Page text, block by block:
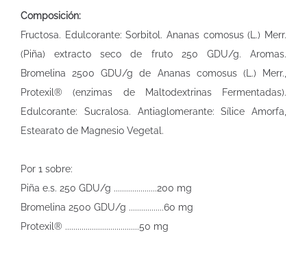
Composición:
Fructosa. Edulcorante: Sorbitol. Ananas comosus (L.) Merr.
(Piña) extracto seco de fruto 250 GDU/g. Aromas.
Bromelina 2500 GDU/g de Ananas comosus (L.) Merr.,
Protexil® (enzimas de Maltodextrinas Fermentadas).
Edulcorante: Sucralosa. Antiaglomerante: Sílice Amorfa,
Estearato de Magnesio Vegetal.
Por 1 sobre:
Piña e.s. 250 GDU/g .....................200 mg
Bromelina 2500 GDU/g .................60 mg
Protexil® ....................................50 mg